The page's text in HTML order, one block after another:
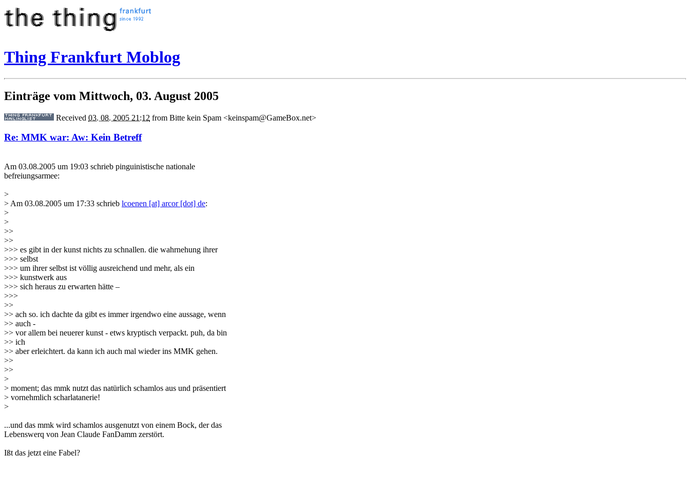
Thing Frankfurt Moblog
Einträge vom Mittwoch, 03. August 2005
Received 03. 08. 2005 21:12 from Bitte kein Spam <keinspam@GameBox.net>
Re: MMK war: Aw: Kein Betreff
Am 03.08.2005 um 19:03 schrieb pinguinistische nationale
befreiungsarmee:
>
> Am 03.08.2005 um 17:33 schrieb lcoenen [at] arcor [dot] de:
>
>
>>
>>
>>> es gibt in der kunst nichts zu schnallen. die wahrnehung ihrer
>>> selbst
>>> um ihrer selbst ist völlig ausreichend und mehr, als ein
>>> kunstwerk aus
>>> sich heraus zu erwarten hätte –
>>>
>>
>> ach so. ich dachte da gibt es immer irgendwo eine aussage, wenn
>> auch -
>> vor allem bei neuerer kunst - etws kryptisch verpackt. puh, da bin
>> ich
>> aber erleichtert. da kann ich auch mal wieder ins MMK gehen.
>>
>>
>
> moment; das mmk nutzt das natürlich schamlos aus und präsentiert
> vornehmlich scharlatanerie!
>
...und das mmk wird schamlos ausgenutzt von einem Bock, der das
Lebenswerq von Jean Claude FanDamm zerstört.
Ißt das jetzt eine Fabel?